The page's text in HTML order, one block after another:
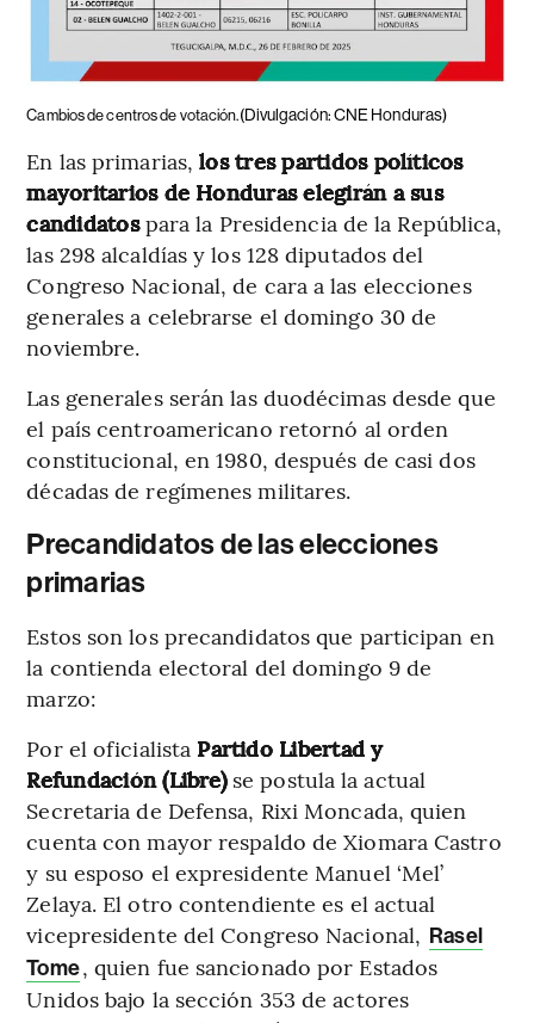
Cambios de centros de votación.(Divulgación: CNE Honduras)
En las primarias,los tres partidos políticos
mayoritarios de Honduras elegirán a sus
candidatospara la Presidencia de la República,
las 298 alcaldías y los 128 diputados del
Congreso Nacional, de cara a las elecciones
generales a celebrarse el domingo 30 de
noviembre.
Las generales serán las duodécimas desde que
el país centroamericano retornó al orden
constitucional, en 1980, después de casi dos
décadas de regímenes militares.
Precandidatos de las elecciones
primarias
Estos son los precandidatos que participan en
la contienda electoral del domingo 9 de
marzo:
Por el oficialista Partido Libertad y
Refundación (Libre)se postula la actual
Secretaria de Defensa, Rixi Moncada, quien
cuenta con mayor respaldo de Xiomara Castro
y su esposo el expresidente Manuel ‘Mel’
Zelaya. El otro contendiente es el actual
vicepresidente del Congreso Nacional, Rasel
Tome, quien fue sancionado por Estados
Unidos bajo la sección 353 de actores